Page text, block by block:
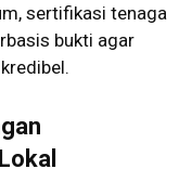
sertifikasi tenaga
bukti agar